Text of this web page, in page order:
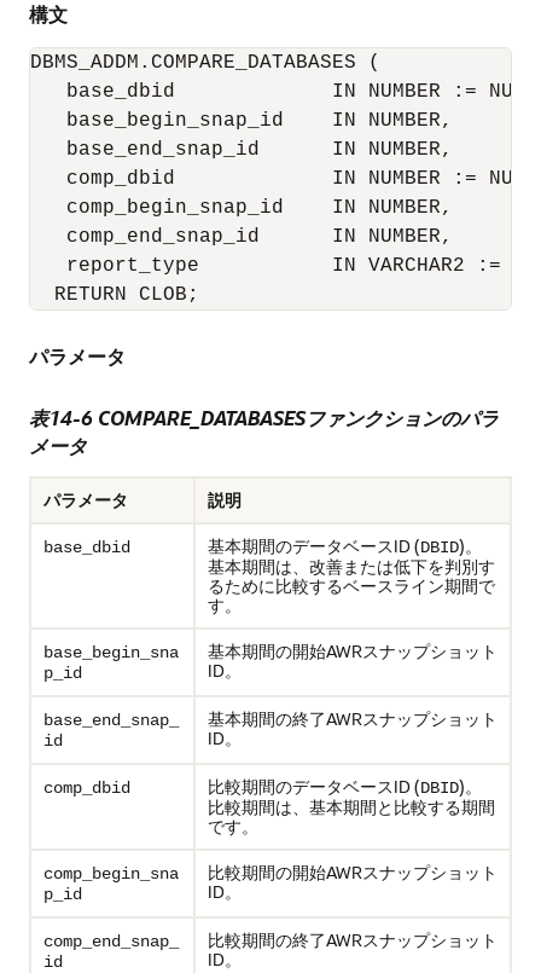
構文
DBMS_ADDM.COMPARE_DATABASES (
base_dbid             IN NUMBER :=
   base_begin_snap_id    IN NUMBER,
   base_end_snap_id      IN NUMBER,
comp_dbid             IN NUMBER :=
   comp_begin_snap_id    IN NUMBER,
   comp_end_snap_id      IN NUMBER,
report_type           IN VARCHAR2 :=
  RETURN CLOB;
パラメータ
表14-6 COMPARE_DATABASESファンクションのパラ
メータ
パラメータ 説明
base_dbid 基本期間のデータベースID (DBID)。
基本期間は、改善または低下を判別す
るために比較するベースライン期間で
す。
base_begin_sna
p_id
基本期間の開始AWRスナップショット
ID。
base_end_snap_
id
基本期間の終了AWRスナップショット
ID。
comp_dbid 比較期間のデータベースID (DBID)。
比較期間は、基本期間と比較する期間
です。
comp_begin_sna
p_id
比較期間の開始AWRスナップショット
ID。
comp_end_snap_
id
比較期間の終了AWRスナップショット
ID。